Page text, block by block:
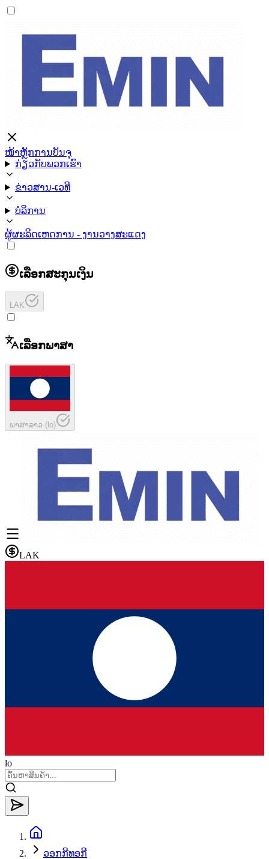
ໜ້າຫຼັກການບັນຈຸ
ກ່ຽວກັບພວກເຮົາ
ຂ່າວສານ-ເວທີ
ບໍລິການ
ຜູ້ຜະລິດເຫດການ - ງານວາງສະແດງ
ເລືອກສະກຸນເງິນ
LAK
ເລືອກພາສາ
ພາສາລາວ (lo)
LAK
lo
ວອກກີທອກີ